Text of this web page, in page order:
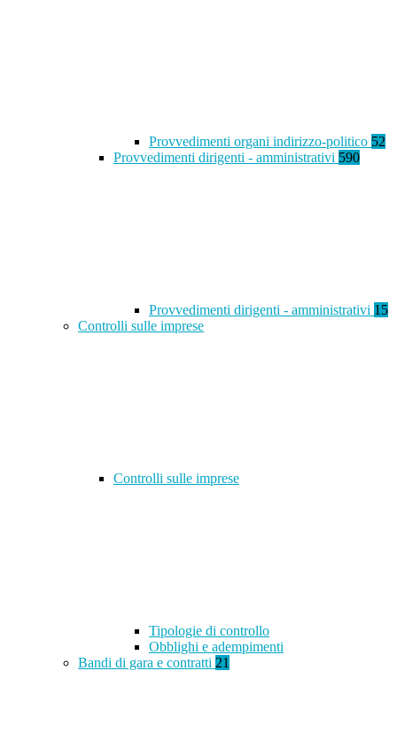
Provvedimenti organi indirizzo-politico 52
Provvedimenti dirigenti - amministrativi 590
Provvedimenti dirigenti - amministrativi 15
Controlli sulle imprese
Controlli sulle imprese
Tipologie di controllo
Obblighi e adempimenti
Bandi di gara e contratti 21